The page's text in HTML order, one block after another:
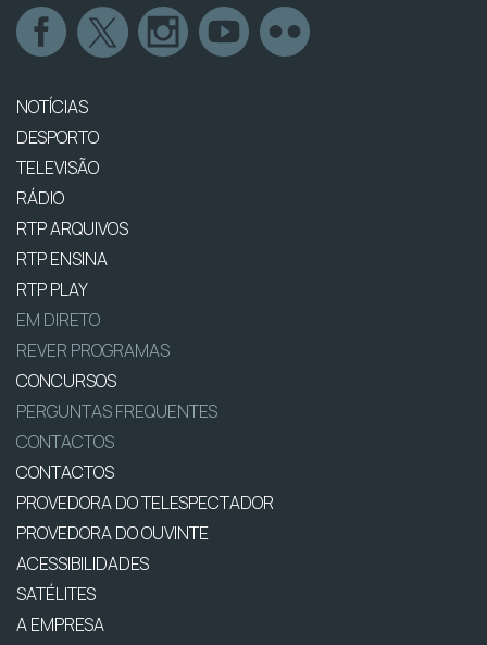
NOTÍCIAS
DESPORTO
TELEVISÃO
RÁDIO
RTP ARQUIVOS
RTP ENSINA
RTP PLAY
EM DIRETO
REVER PROGRAMAS
CONCURSOS
PERGUNTAS FREQUENTES
CONTACTOS
CONTACTOS
PROVEDORA DO TELESPECTADOR
PROVEDORA DO OUVINTE
ACESSIBILIDADES
SATÉLITES
A EMPRESA